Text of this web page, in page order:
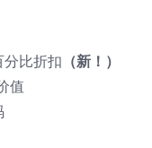
比折扣 （新！）
值